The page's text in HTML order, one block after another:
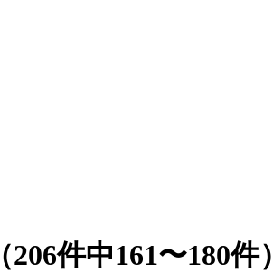
（206件中161〜180件）